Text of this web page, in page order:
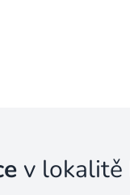
v lokalitě